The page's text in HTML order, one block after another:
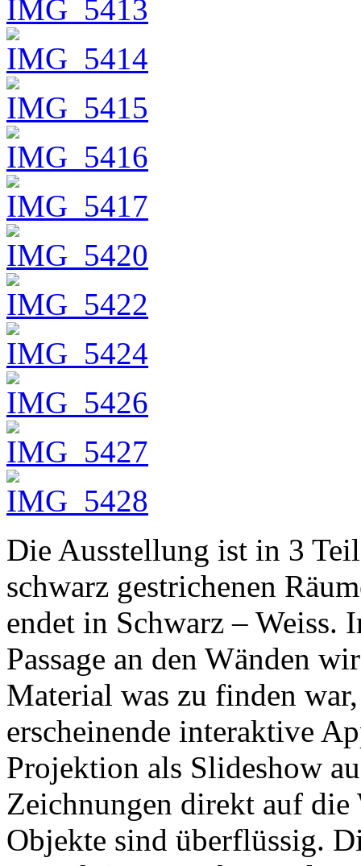
Die Ausstellung ist in 3
schwarz gestrichenen
endet in Schwarz – Weiss.
Passage an den Wänden
Material was zu finden
erscheinende interaktive
Projektion als Slideshow
Zeichnungen direkt auf
Objekte sind überflüssig.